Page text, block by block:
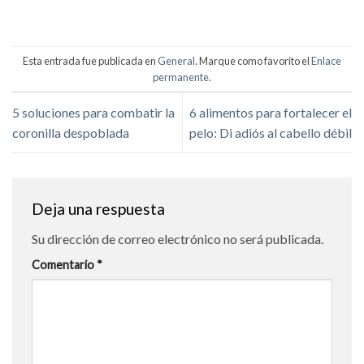
Esta entrada fue publicada enGeneral. Marque como favorito elEnlace
permanente.
5 soluciones para combatir la
coronilla despoblada
6 alimentos para fortalecer el
pelo: Di adiós al cabello débil
Deja una respuesta
Su dirección de correo electrónico no será publicada.
Comentario *